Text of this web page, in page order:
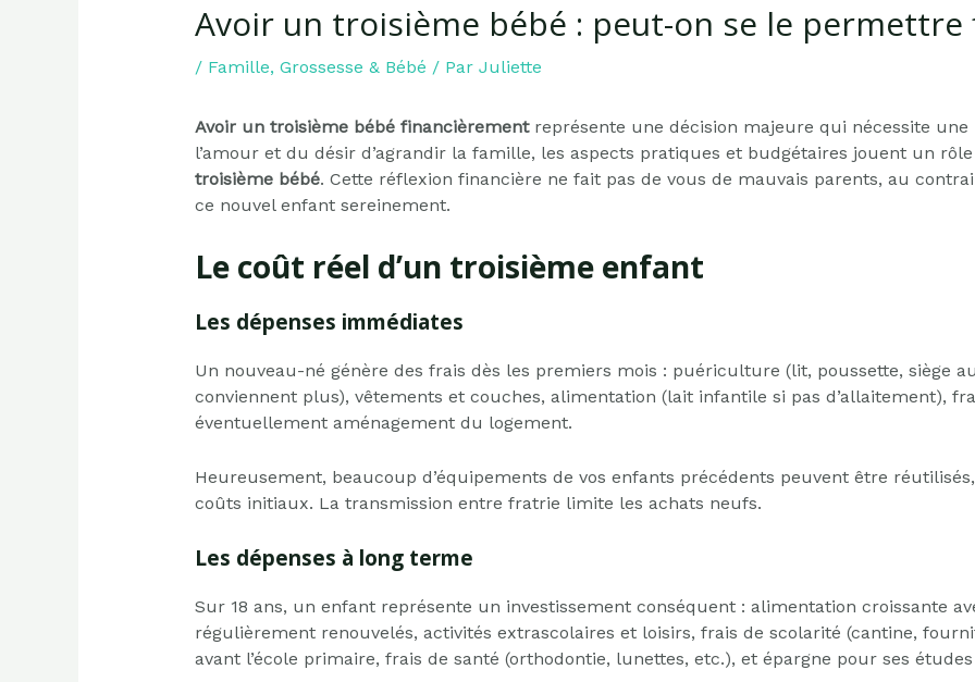
Avoir un troisième bébé : peut-on se le
/ Famille, Grossesse & Bébé / Par Juliette
Avoir un troisième bébé financièrementreprésente une décision majeure qui nécessite
l’amour et du désir d’agrandir la famille, les aspects pratiques et budgétaires jouent un
troisième bébé. Cette réflexion financière ne fait pas de vous de mauvais parents, au
ce nouvel enfant sereinement.
Le coût réel d’un troisième enfant
Les dépenses immédiates
Un nouveau-né génère des frais dès les premiers mois : puériculture (lit, poussette, siège
conviennent plus), vêtements et couches, alimentation (lait infantile si pas d’allaitement),
éventuellement aménagement du logement.
Heureusement, beaucoup d’équipements de vos enfants précédents peuvent être
coûts initiaux. La transmission entre fratrie limite les achats neufs.
Les dépenses à long terme
Sur 18 ans, un enfant représente un investissement conséquent : alimentation croissante
régulièrement renouvelés, activités extrascolaires et loisirs, frais de scolarité (cantine,
avant l’école primaire, frais de santé (orthodontie, lunettes, etc.), et épargne pour ses